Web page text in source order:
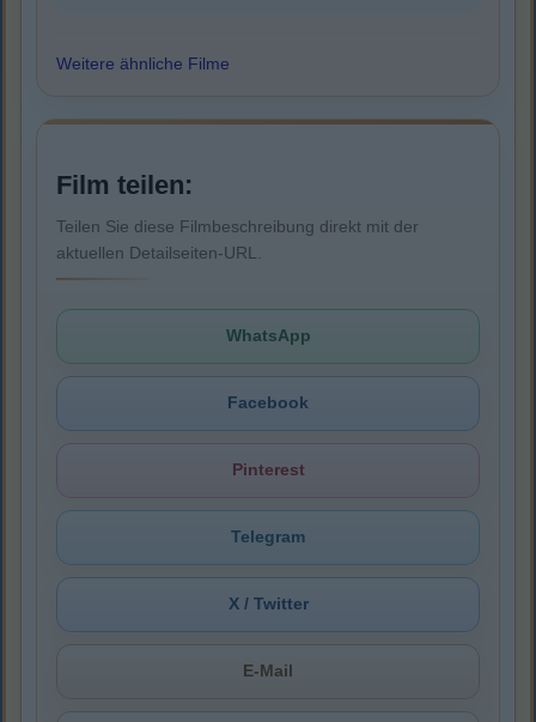
Weitere ähnliche Filme
Film teilen:
Teilen Sie diese Filmbeschreibung direkt mit der
aktuellen Detailseiten-URL.
WhatsApp
Facebook
Pinterest
Telegram
X / Twitter
E-Mail